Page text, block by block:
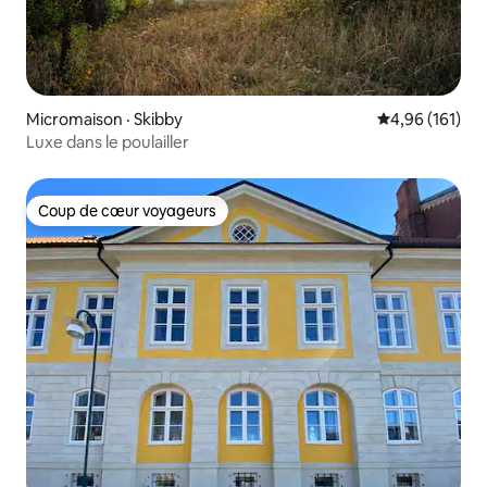
Micromaison · Skibby Note
4,96 (161)
Luxe dans le poulailler
Coup de cœur voyageurs
Coup de cœur voyageurs